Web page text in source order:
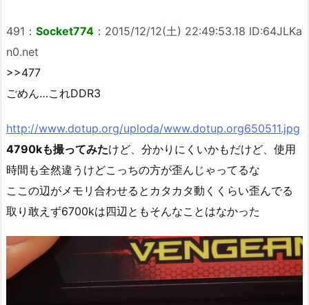
491 ： Socket774 ： 2015/12/12(土) 22:49:53.18 ID:64JLKa
n0.net
>>477
ごめん…これDDR3
http://www.dotup.org/uploda/www.dotup.org650511.jpg
4790kも撮ってみたけど、分かりにくいかもだけど、使用
時間も全然違うけどこっちの方が歪んじゃってるな
ここの辺がメモリ合わせるとカタカタ動くくらい歪んでる
取り敢えず6700kは四辺ともそんなことはなかった